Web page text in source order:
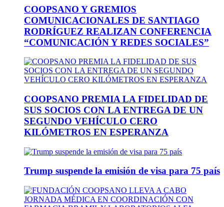
COOPSANO Y GREMIOS
COMUNICACIONALES DE SANTIAGO
RODRÍGUEZ REALIZAN CONFERENCIA
“COMUNICACIÓN Y REDES SOCIALES”
COOPSANO PREMIA LA FIDELIDAD DE
SUS SOCIOS CON LA ENTREGA DE UN
SEGUNDO VEHÍCULO CERO
KILÓMETROS EN ESPERANZA
Trump suspende la emisión de visa para 75 país